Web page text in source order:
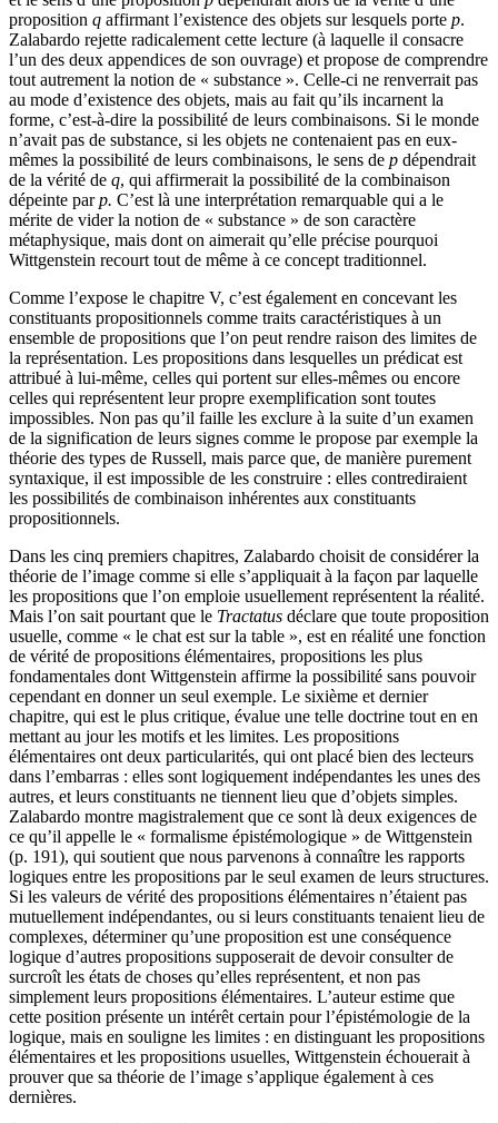
proposition q affirmant l’existence des objets sur lesquels porte p.
Zalabardo rejette radicalement cette lecture (à laquelle il consacre
l’un des deux appendices de son ouvrage) et propose de comprendre
tout autrement la notion de « substance ». Celle-ci ne renverrait pas
au mode d’existence des objets, mais au fait qu’ils incarnent la
forme, c’est-à-dire la possibilité de leurs combinaisons. Si le monde
n’avait pas de substance, si les objets ne contenaient pas en eux-
mêmes la possibilité de leurs combinaisons, le sens de p dépendrait
de la vérité de q, qui affirmerait la possibilité de la combinaison
dépeinte parp. C’est là une interprétation remarquable qui a le
mérite de vider la notion de « substance » de son caractère
métaphysique, mais dont on aimerait qu’elle précise pourquoi
Wittgenstein recourt tout de même à ce concept traditionnel.
Comme l’expose le chapitre V, c’est également en concevant les
constituants propositionnels comme traits caractéristiques à un
ensemble de propositions que l’on peut rendre raison des limites de
la représentation. Les propositions dans lesquelles un prédicat est
attribué à lui-même, celles qui portent sur elles-mêmes ou encore
celles qui représentent leur propre exemplification sont toutes
impossibles. Non pas qu’il faille les exclure à la suite d’un examen
de la signification de leurs signes comme le propose par exemple la
théorie des types de Russell, mais parce que, de manière purement
syntaxique, il est impossible de les construire : elles contrediraient
les possibilités de combinaison inhérentes aux constituants
propositionnels.
Dans les cinq premiers chapitres, Zalabardo choisit de considérer la
théorie de l’image comme si elle s’appliquait à la façon par laquelle
les propositions que l’on emploie usuellement représentent la réalité.
Mais l’on sait pourtant que le Tractatus déclare que toute proposition
usuelle, comme « le chat est sur la table », est en réalité une fonction
de vérité de propositions élémentaires, propositions les plus
fondamentales dont Wittgenstein affirme la possibilité sans pouvoir
cependant en donner un seul exemple. Le sixième et dernier
chapitre, qui est le plus critique, évalue une telle doctrine tout en en
mettant au jour les motifs et les limites. Les propositions
élémentaires ont deux particularités, qui ont placé bien des lecteurs
dans l’embarras : elles sont logiquement indépendantes les unes des
autres, et leurs constituants ne tiennent lieu que d’objets simples.
Zalabardo montre magistralement que ce sont là deux exigences de
ce qu’il appelle le « formalisme épistémologique » de Wittgenstein
(p. 191), qui soutient que nous parvenons à connaître les rapports
logiques entre les propositions par le seul examen de leurs structures.
Si les valeurs de vérité des propositions élémentaires n’étaient pas
mutuellement indépendantes, ou si leurs constituants tenaient lieu de
complexes, déterminer qu’une proposition est une conséquence
logique d’autres propositions supposerait de devoir consulter de
surcroît les états de choses qu’elles représentent, et non pas
simplement leurs propositions élémentaires. L’auteur estime que
cette position présente un intérêt certain pour l’épistémologie de la
logique, mais en souligne les limites : en distinguant les propositions
élémentaires et les propositions usuelles, Wittgenstein échouerait à
prouver que sa théorie de l’image s’applique également à ces
dernières.